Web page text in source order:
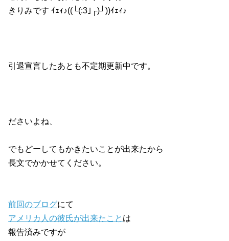
きりみです ｲｪｨ♪((└(:3｣┌)┘))ｲｪｨ♪
引退宣言したあとも不定期更新中です。
ださいよね、
でもどーしてもかきたいことが出来たから
長文でかかせてください。
前回のブログにて
アメリカ人の彼氏が出来たこと は
報告済みですが